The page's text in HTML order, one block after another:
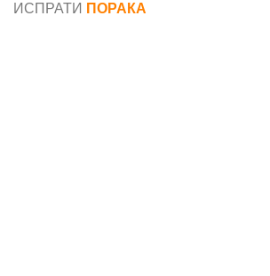
ИСПРАТИ ПОРАКА